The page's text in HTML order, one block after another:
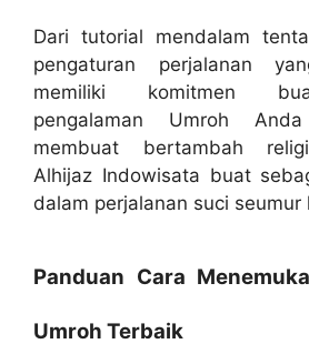
Dari tutorial mendalam
pengaturan perjalanan
memiliki komitmen
pengalaman Umroh
membuat bertambah
Alhijaz Indowisata buat
dalam perjalanan suci seumur
Panduan Cara
Umroh Terbaik